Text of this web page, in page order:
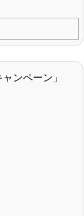
ンペーン」